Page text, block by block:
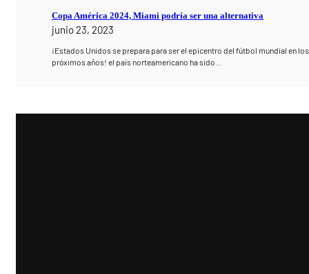
Copa América 2024, Miami podría ser una alternativa
junio 23, 2023
¡Estados Unidos se prepara para ser el epicentro del fútbol mundial en los
próximos años! el país norteamericano ha sido…